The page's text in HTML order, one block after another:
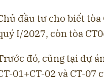
đầu tư cho biết tòa
I/2027, còn tòa
đó, cũng tại dự
01+CT-02 và CT-07